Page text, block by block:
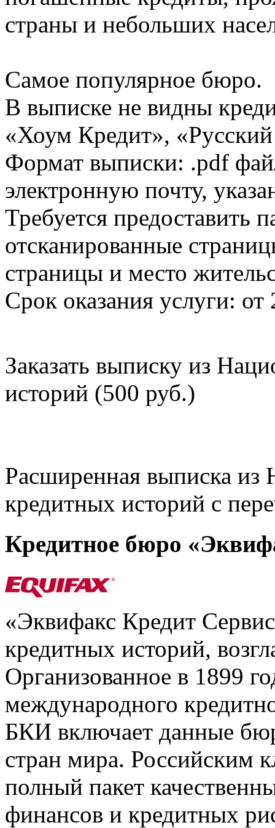
страны и небольших
Самое популярное бюро.
В выписке не видны
«Хоум Кредит»,
Формат выписки: .pdf
электронную почту,
Требуется предоставить
отсканированные
страницы и место
Срок оказания услуги: от
Заказать выписку из
историй (500 руб.)
Расширенная выписка из
кредитных историй с
Кредитное бюро
«Эквифакс Кредит
кредитных историй,
Организованное в 1899
международного
БКИ включает данные
стран мира. Российским
полный пакет
финансов и кредитных